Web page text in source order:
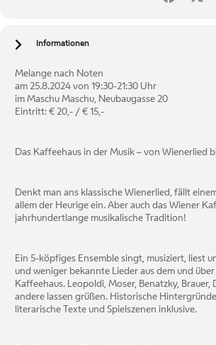
Informationen
Melange nach Noten
am 25.8.2024 von 19:30-21:30 Uhr
im Maschu Maschu, Neubaugasse 20
Eintritt: € 20,- / € 15,-
Das Kaffeehaus in der Musik – von Wienerlied
Denkt man ans klassische Wienerlied, fällt
allem der Heurige ein. Aber auch das Wiener
jahrhundertlange musikalische Tradition!
Ein 5-köpfiges Ensemble singt, musiziert, liest
und weniger bekannte Lieder aus dem und
Kaffeehaus. Leopoldi, Moser, Benatzky, Brauer,
andere lassen grüßen. Historische
literarische Texte und Spielszenen inklusive.